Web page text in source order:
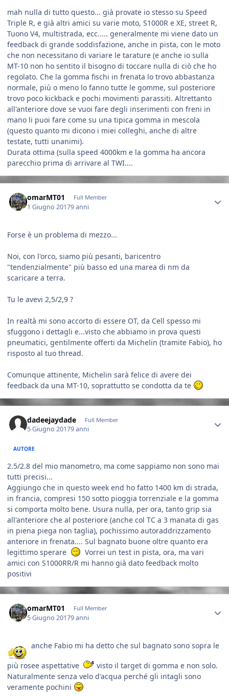
mah nulla di tutto questo... già provate io stesso su Speed
Triple R, e già altri amici su varie moto, S1000R e XE, street R,
Tuono V4, multistrada, ecc..... generalmente mi viene dato un
feedback di grande soddisfazione, anche in pista, con le moto
che non necessitano di variare le tarature (e anche io sulla
MT-10 non ho sentito il bisogno di toccare nulla di ciò che ho
regolato. Che la gomma fischi in frenata lo trovo abbastanza
normale, più o meno lo fanno tutte le gomme, sul posteriore
trovo poco kickback e pochi movimenti parassiti. Altrettanto
all'anteriore dove se vuoi fare degli inserimenti con freni in
mano li puoi fare come su una tipica gomma in mescola
(questo quanto mi dicono i miei colleghi, anche di altre
testate, tutti unanimi).
Durata ottima (sulla speed 4000km e la gomma ha ancora
parecchio prima di arrivare al TWI....
omarMT01 Full Member
1 Giugno 20179 anni
Forse è un problema di mezzo...
Noi, con l'orco, siamo più pesanti, baricentro
"tendenzialmente" più basso ed una marea di nm da
scaricare a terra.
Tu le avevi 2,5/2,9 ?
In realtà mi sono accorto di essere OT, da Cell spesso mi
sfuggono i dettagli e...visto che abbiamo in prova questi
pneumatici, gentilmente offerti da Michelin (tramite Fabio), ho
risposto al tuo thread.
Comunque attinente, Michelin sarà felice di avere dei
feedback da una MT-10, soprattutto se condotta da te
dadeejaydade Full Member
5 Giugno 20179 anni
AUTORE
2.5/2.8 del mio manometro, ma come sappiamo non sono mai
tutti precisi...
Aggiungo che in questo week end ho fatto 1400 km di strada,
in francia, compresi 150 sotto pioggia torrenziale e la gomma
si comporta molto bene. Usura nulla, per ora, tanto grip sia
all'anteriore che al posteriore (anche col TC a 3 manata di gas
in piena piega non taglia), pochissimo autoraddrizzamento
anteriore in frenata.... Sul bagnato buone oltre quanto era
legittimo sperare
Vorrei un test in pista, ora, ma vari
amici con S1000RR/R mi hanno già dato feedback molto
positivi
omarMT01 Full Member
5 Giugno 20179 anni
anche Fabio mi ha detto che sul bagnato sono sopra le
più rosee aspettative
visto il target di gomma e non solo.
Naturalmente senza velo d'acqua perché gli intagli sono
veramente pochini